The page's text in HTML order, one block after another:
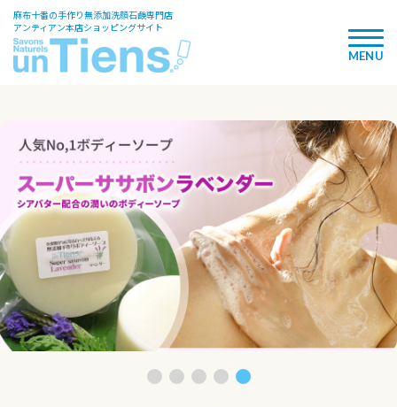
麻布十番の手作り無添加洗顔石鹸専門店
アンティアン本店ショッピングサイト